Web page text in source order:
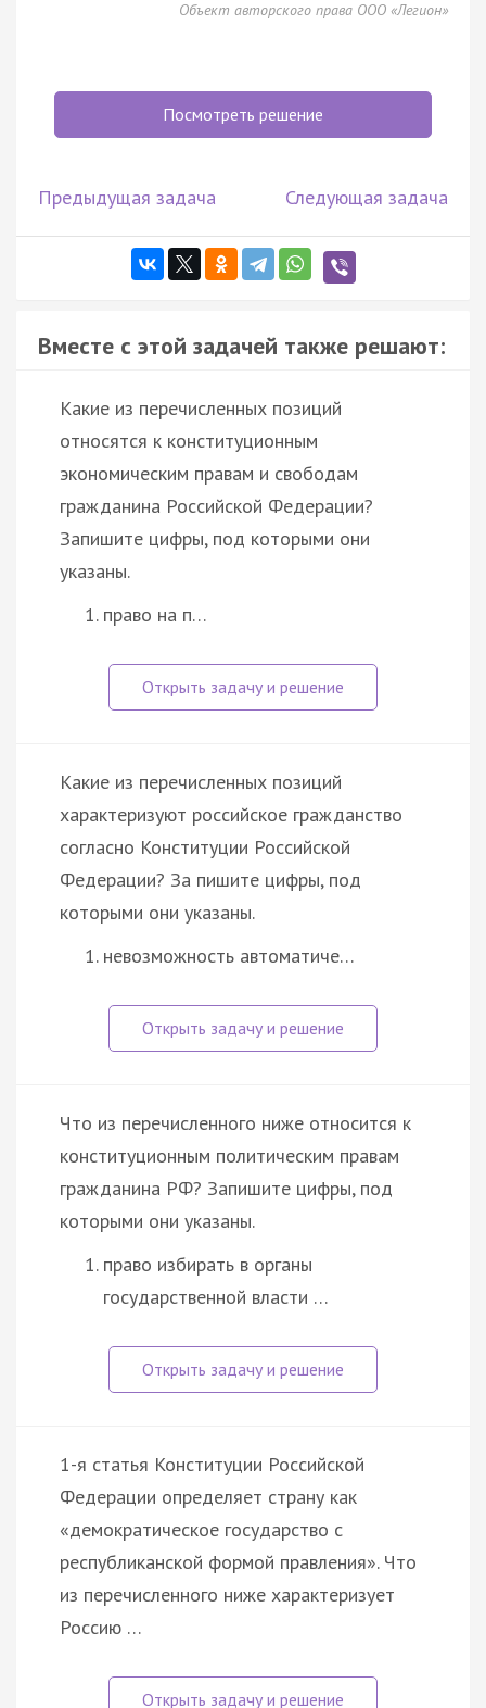
Объект авторского права ООО «Легион»
Посмотреть решение
Предыдущая задача Следующая задача
Вместе с этой задачей также решают:
Какие из перечисленных позиций
относятся к конституционным
экономическим правам и свободам
гражданина Российской Федерации?
Запишите цифры, под которыми они
указаны.
право на п…
Какие из перечисленных позиций
характеризуют российское гражданство
согласно Конституции Российской
Федерации? За пишите цифры, под
которыми они указаны.
невозможность автоматиче…
Что из перечисленного ниже относится к
конституционным политическим правам
гражданина РФ? Запишите цифры, под
которыми они указаны.
право избирать в органы
государственной власти …
1-я статья Конституции Российской
Федерации определяет страну как
«демократическое государство с
республиканской формой правления». Что
из перечисленного ниже характеризует
Россию …